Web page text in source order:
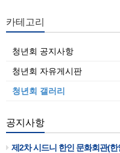
카테고리
청년회 공지사항
청년회 자유게시판
청년회 갤러리
공지사항
제2차 시드니 한인 문화회관(한인